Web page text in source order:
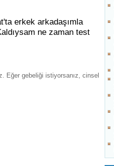
erkek arkadaşımla
ne zaman test
Eğer gebeliği istiyorsanız, cinsel